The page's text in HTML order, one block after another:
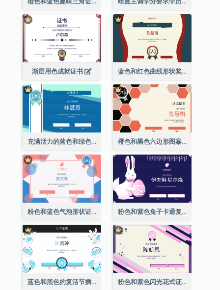
渐层用色成就证书 蓝色和红色曲线形状奖证书
充满活力的蓝色和绿色徽章证书 橙色和黑色六边形图案证书
粉色和蓝色气泡形状证书 粉色和紫色兔子卡通复活节证书
蓝色和黑色的复活节插图证书 粉色和紫色闪光花式证书